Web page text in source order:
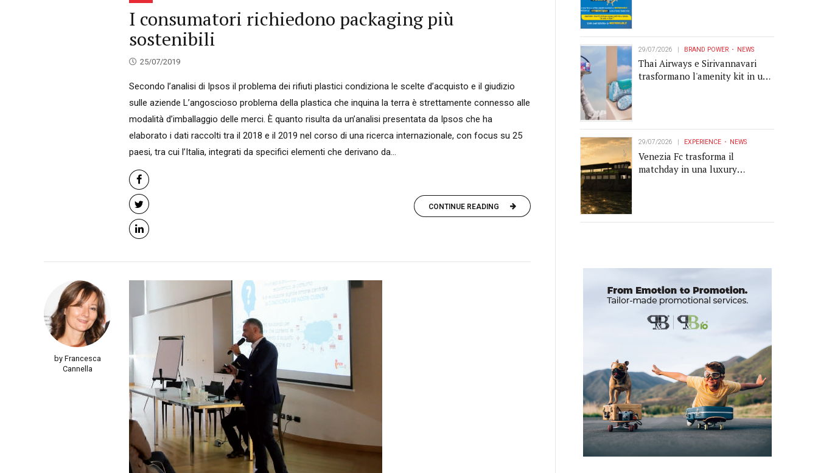
I consumatori richiedono packaging più
sostenibili
25/07/2019
Secondo l’analisi di Ipsos il problema dei rifiuti plastici condiziona le scelte d’acquisto e il giudizio
sulle aziende L’angoscioso problema della plastica che inquina la terra è strettamente connesso alle
modalità d’imballaggio delle merci. È quanto risulta da un’analisi presentata da Ipsos che ha
elaborato i dati raccolti tra il 2018 e il 2019 nel corso di una ricerca internazionale, con focus su 25
paesi, tra cui l’Italia, integrati da specifici elementi che derivano da...
CONTINUE READING
by Francesca
Cannella
29/07/2026 BRAND POWER NEWS
Thai Airways e Sirivannavari
trasformano l'amenity kit in un
29/07/2026 EXPERIENCE NEWS
Venezia Fc trasforma il
matchday in una luxury